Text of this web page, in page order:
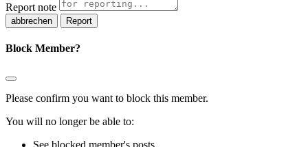
Report note
Report
Block Member?
Please confirm you want to block this member.
You will no longer be able to: